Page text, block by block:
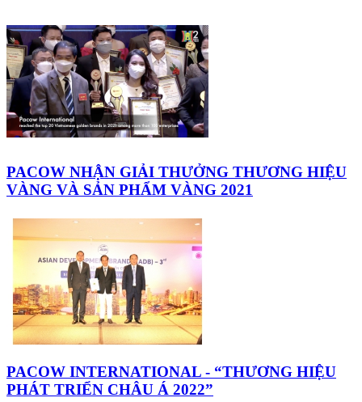
PACOW NHẬN GIẢI THƯỞNG THƯƠNG HIỆU
VÀNG VÀ SẢN PHẨM VÀNG 2021
PACOW INTERNATIONAL - “THƯƠNG HIỆU
PHÁT TRIỂN CHÂU Á 2022”